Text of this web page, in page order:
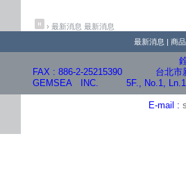
› 最新消息 最新消息
最新消息 | 商
FAX : 886-2-25215390 台北市
GEMSEA INC. 5F., No.1,
E-mail :